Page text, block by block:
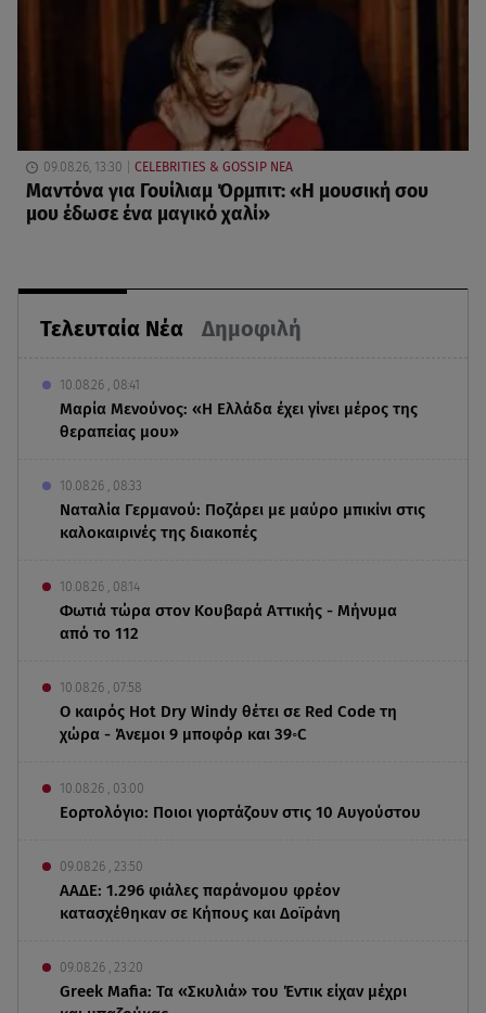
Τελευταία Νέα Δημοφιλή
10.08.26 , 08:41
Μαρία Μενούνος: «Η Ελλάδα έχει γίνει μέρος της
θεραπείας μου»
10.08.26 , 08:33
Ναταλία Γερμανού: Ποζάρει με μαύρο μπικίνι στις
καλοκαιρινές της διακοπές
10.08.26 , 08:14
Φωτιά τώρα στον Κουβαρά Αττικής - Μήνυμα
από το 112
10.08.26 , 07:58
Ο καιρός Hot Dry Windy θέτει σε Red Code τη
χώρα - Άνεμοι 9 μποφόρ και 39◦C
10.08.26 , 03:00
Εορτολόγιο: Ποιοι γιορτάζουν στις 10 Αυγούστου
09.08.26 , 23:50
ΑΑΔΕ: 1.296 φιάλες παράνομου φρέον
κατασχέθηκαν σε Κήπους και Δοϊράνη
09.08.26 , 23:20
Greek Mafia: Τα «Σκυλιά» του Έντικ είχαν μέχρι
09.08.26, 13:30 CELEBRITIES & GOSSIP ΝΕΑ
Μαντόνα για Γουίλιαμ Όρμπιτ: «Η μουσική σου
μου έδωσε ένα μαγικό χαλί»